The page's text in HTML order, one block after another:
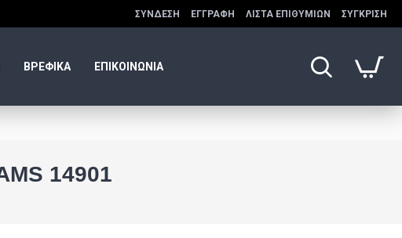
ΣΎΝΔΕΣΗ ΕΓΓΡΑΦΉ ΛΊΣΤΑ ΕΠΙΘΥΜΙΏΝ ΣΎΓΚΡΙΣΗ
ΒΡΕΦΙΚΑ ΕΠΙΚΟΙΝΩΝΙΑ
14901